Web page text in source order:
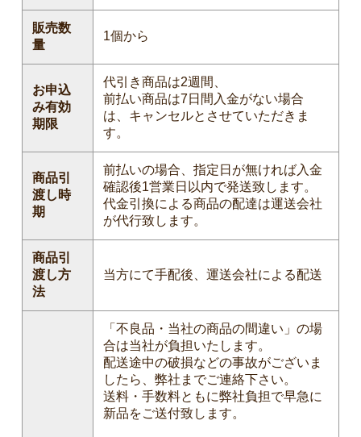
販売数
量
1個から
お申込
み有効
期限
代引き商品は2週間、
前払い商品は7日間入金がない場合
は、キャンセルとさせていただきま
す。
商品引
渡し時
期
前払いの場合、指定日が無ければ入金
確認後1営業日以内で発送致します。
代金引換による商品の配達は運送会社
が代行致します。
商品引
渡し方
法
当方にて手配後、運送会社による配送
「不良品・当社の商品の間違い」の場
合は当社が負担いたします。
配送途中の破損などの事故がございま
したら、弊社までご連絡下さい。
送料・手数料ともに弊社負担で早急に
新品をご送付致します。